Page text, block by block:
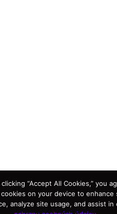
“Accept All Cookies,” you
on your device to enhance
analyze site usage, and assist